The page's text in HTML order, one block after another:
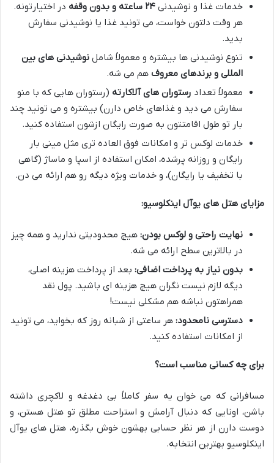
خدمات غذا و نوشیدنی ۲۴ ساعته و بدون وقفه
در اختیارتونه.
هر وقت دلتون خواست، می تونید غذا یا نوشیدنی سفارش
بدید.
تنوع نوشیدنی ها بیشتره و معمولاً شامل نوشیدنی های بین
المللی و برندهای معروف هم می شه.
معمولاً تعداد رستوران های آلاکارته (رستوران هایی که با منو
سفارش می دید و غذاهای خاص دارن) بیشتره و می تونید چند
بار تو طول اقامتتون به صورت رایگان ازشون استفاده کنید.
خدمات لوکس تر و امکانات فوق العاده تری مثل مینی بار
رایگان و روزانه پرشده، امکان استفاده از اسپا و ماساژ (گاهی
با تخفیف یا رایگان)، و خدمات ویژه دیگه رو هم ارائه می دن.
مزایای هتل های یوآل اینکلوسیو:
نهایت راحتی و لوکس بودن: هیچ محدودیتی ندارید و همه چیز
در بالاترین سطح ارائه می شه.
بدون نیاز به پرداخت اضافی: بعد از پرداخت هزینه اصلی،
دیگه لازم نیست نگران هیچ هزینه ای باشید. پول نقد
همراهتون نباشه هم مشکلی نیست!
دسترسی نامحدود: هر ساعتی از شبانه روز که بخواید، می تونید
از امکانات استفاده کنید.
برای چه کسانی مناسب است؟
مسافرانی که می خوان یه سفر کاملاً بی دغدغه و لاکچری داشته
باشن، اونایی که دنبال آرامش و استراحت مطلق تو هتل هستن، و
دوست دارن از هر نظر حسابی بهشون خوش بگذره، هتل های یوآل
اینکلوسیو بهترین انتخابه.